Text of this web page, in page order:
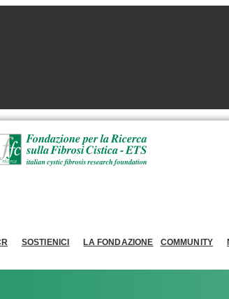
SOSTIENICI LA FONDAZIONE COMMUNITY